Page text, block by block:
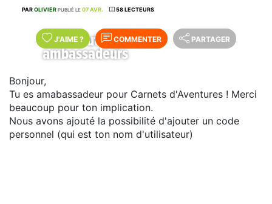
Nouveautés pour les
ambassadeurs
PAROLIVIER PUBLIÉ LE 07 AVR. 58 LECTEURS
J'AIME ? COMMENTER PARTAGER
Bonjour,
Tu es amabassadeur pour Carnets d'Aventures ! Merci
beaucoup pour ton implication.
Nous avons ajouté la possibilité d'ajouter un code
personnel (qui est ton nom d'utilisateur)